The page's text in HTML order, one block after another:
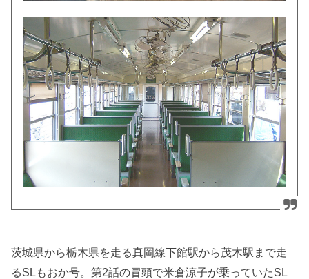
茨城県から栃木県を走る真岡線下館駅から茂木駅まで走
るSLもおか号。第2話の冒頭で米倉涼子が乗っていたSL